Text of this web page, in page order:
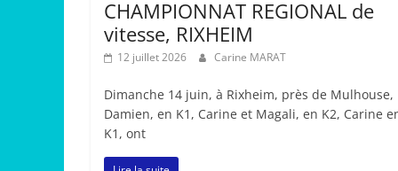
CHAMPIONNAT REGIONAL de
vitesse, RIXHEIM
12 juillet 2026 Carine MARAT
Dimanche 14 juin, à Rixheim, près de Mulhouse,
Damien, en K1, Carine et Magali, en K2, Carine
K1, ont